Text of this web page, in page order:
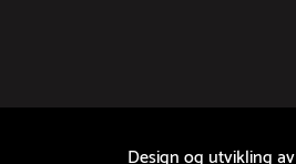
Design og utvikling av